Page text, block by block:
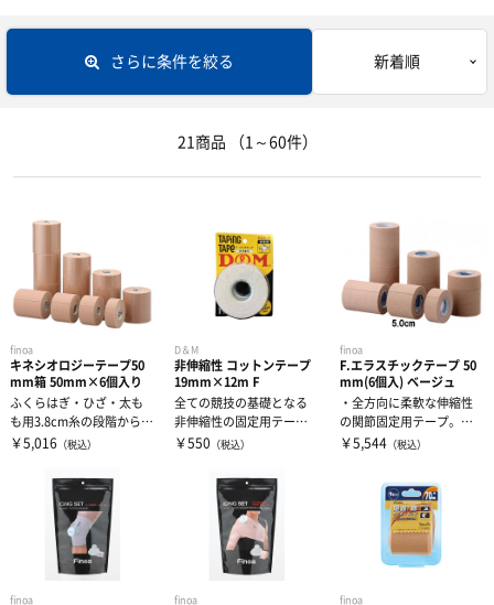
ジュニアシューズ
その他アクセサリー・グッズ
補給食
プロテイン
その他サプリメント
グッズ・アクセサリー
ひじ・手首・指用サポーター
腰用サポーター
ひざ用サポーター
足首用サポーター
その他サポーター
アンダーラップ
その他テーピンググッズ
スポーツアパレル
半袖シャツ
長袖シャツ
ハーフパンツ
ソックス
その他グッズ
サンダル
バッグ
インソール
THE PERSON SELECT
ウエイトトレーニング
自体重トレーニング
21商品 （1～60件）
さらに条件を絞る 新着順
finoa
キネシオロジーテープ50
mm箱 50mm×6個入り
ふくらはぎ・ひざ・太も
も用3.8cm糸の段階から使
用感にこだわったテー
￥5,016 （税込）
D＆M
非伸縮性 コットンテープ
19mm×12m F
全ての競技の基礎となる
非伸縮性の固定用テープ
コットンテープは伸縮性
￥550 （税込）
finoa
F.エラスチックテープ 50
mm(6個入) ベージュ
・全方向に柔軟な伸縮性
の関節固定用テープ。・
プロホワイト・テープに
￥5,544（税込）
finoa finoa finoa